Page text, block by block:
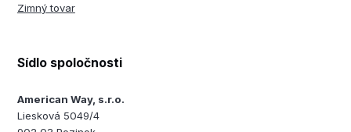
Zimný tovar
Sídlo spoločnosti
American Way, s.r.o.
Liesková 5049/4